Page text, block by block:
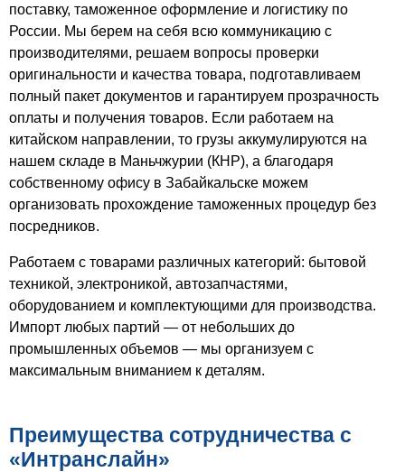
поставку, таможенное оформление и логистику по
России. Мы берем на себя всю коммуникацию с
производителями, решаем вопросы проверки
оригинальности и качества товара, подготавливаем
полный пакет документов и гарантируем прозрачность
оплаты и получения товаров. Если работаем на
китайском направлении, то грузы аккумулируются на
нашем складе в Маньчжурии (КНР), а благодаря
собственному офису в Забайкальске можем
организовать прохождение таможенных процедур без
посредников.
Работаем с товарами различных категорий: бытовой
техникой, электроникой, автозапчастями,
оборудованием и комплектующими для производства.
Импорт любых партий — от небольших до
промышленных объемов — мы организуем с
максимальным вниманием к деталям.
Преимущества сотрудничества с
«Интранслайн»